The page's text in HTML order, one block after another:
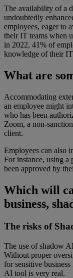
The availability of a
undoubtedly
employees, eager to
their IT teams when
in 2022, 41% of
knowledge of their IT
What are
Accommodating
an employee might
who has been
Zoom, a non-
client.
Employees can also
For instance, using a
been approved by
Which will
business,
The risks of
The use of shadow
Without proper
for sensitive
AI tool is very real.